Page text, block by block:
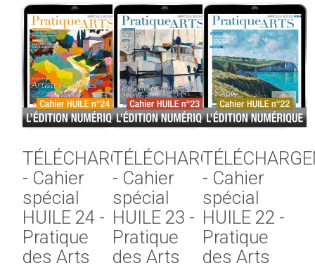
TÉLÉCHARGEMENT
- Cahier
spécial
HUILE 24 -
Pratique
des Arts
TÉLÉCHARGEMENT
- Cahier
spécial
HUILE 23 -
Pratique
des Arts
- Cahier
spécial
HUILE 22 -
Pratique
des Arts